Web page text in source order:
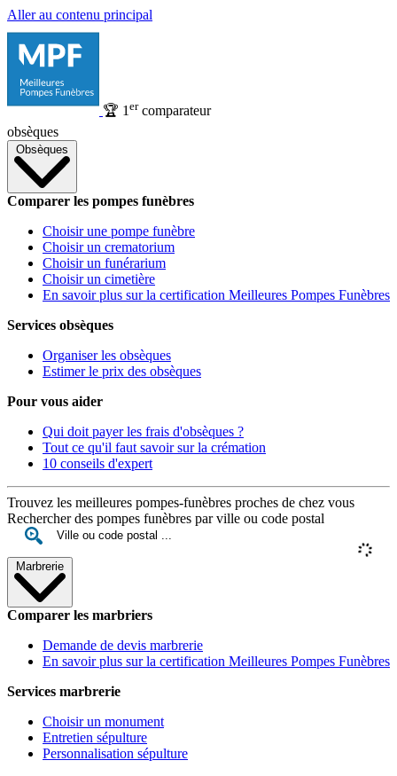
Aller au contenu principal
🏆 1 ercomparateur
obsèques
Obsèques
Comparer les pompes funèbres
Choisir une pompe funèbre
Choisir un crematorium
Choisir un funérarium
Choisir un cimetière
En savoir plus sur la certification Meilleures Pompes Funèbres
Services obsèques
Organiser les obsèques
Estimer le prix des obsèques
Pour vous aider
Qui doit payer les frais d'obsèques ?
Tout ce qu'il faut savoir sur la crémation
10 conseils d'expert
Trouvez les meilleures pompes-funèbres proches de chez vous
Rechercher des pompes funèbres par ville ou code postal
Marbrerie
Comparer les marbriers
Demande de devis marbrerie
En savoir plus sur la certification Meilleures Pompes Funèbres
Services marbrerie
Choisir un monument
Entretien sépulture
Personnalisation sépulture